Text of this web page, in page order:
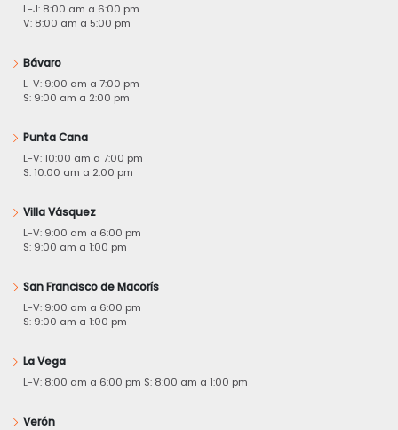
L-J: 8:00 am a 6:00 pm
V: 8:00 am a 5:00 pm
Bávaro
L-V: 9:00 am a 7:00 pm
S: 9:00 am a 2:00 pm
Punta Cana
L-V: 10:00 am a 7:00 pm
S: 10:00 am a 2:00 pm
Villa Vásquez
L-V: 9:00 am a 6:00 pm
S: 9:00 am a 1:00 pm
San Francisco de Macorís
L-V: 9:00 am a 6:00 pm
S: 9:00 am a 1:00 pm
La Vega
L-V: 8:00 am a 6:00 pm S: 8:00 am a 1:00 pm
Verón